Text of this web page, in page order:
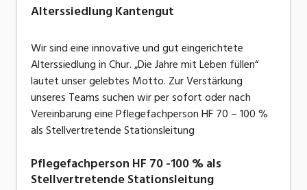
Mechanik, Elektronik, Optik, Textil (Fertigung)
Medizin, Gesundheitswesen, Pflege
Sicherheit, Rettung, Polizei, Zoll
Verkauf, Handel, Kundenberatung,
Aussendienst
Alterssiedlung Kantengut
Wir sind eine innovative und gut eingerichtete
Alterssiedlung in Chur. „Die Jahre mit Leben füllen“
lautet unser gelebtes Motto. Zur Verstärkung
unseres Teams suchen wir per sofort oder nach
Vereinbarung eine Pflegefachperson HF 70 – 100 %
als Stellvertretende Stationsleitung
Pflegefachperson HF 70 -100 % als
Stellvertretende Stationsleitung